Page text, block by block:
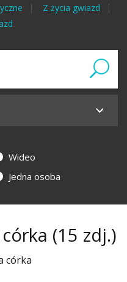
Z życia gwiazd
Wideo
Jedna osoba
(15 zdj.)
córka